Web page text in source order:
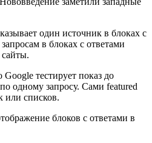
один источник в блоках с
в блоках с ответами
сайты.
тестирует показ до
одному запросу. Сами featured
или списков.